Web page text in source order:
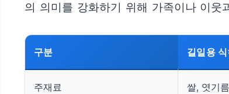
의 의미를 강화하기 위해 가족이나 이웃
구분 길일용 식
주재료 쌀, 엿기